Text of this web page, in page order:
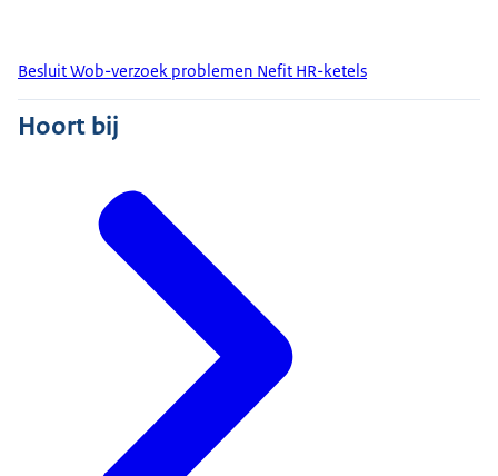
Besluit Wob-verzoek problemen Nefit HR-ketels
Hoort bij